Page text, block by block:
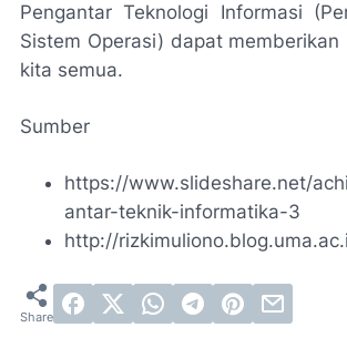
Pengantar Teknologi Informasi
Sistem Operasi) dapat
kita semua.
Sumber
https://www.slideshare.net/
antar-teknik-informatika-3
http://